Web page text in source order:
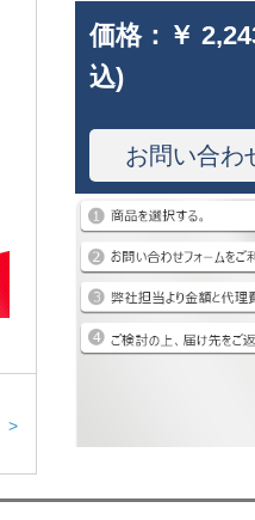
>
価格： ￥
込)
お問い合わ